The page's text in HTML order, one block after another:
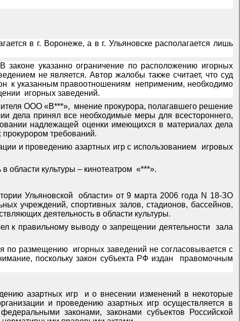
в г. Воронеже, а в г. Ульяновске располагается лишь
законе указанно ограничение по расположению игорных
не является. Автор жалобы также считает, что суд
к указанным правоотношениям
неприменим, необходимо
игорных заведений.
ООО «В***», мнение прокурора, полагавшего решение
дела принял все необходимые меры для всестороннего,
надлежащей оценки имеющихся в материалах дела
требований.
и проведению азартных игр с использованием
игровых
области культуры – кинотеатром «***».
Ульяновской
области» от 9 марта 2006 года N 18-ЗО
учреждений, спортивных залов, стадионов, бассейнов,
деятельность в области культуры.
к правильному выводу о запрещении деятельности
зала
по размещению
игорных заведений не согласовывается с
поскольку закон субъекта РФ издан
правомочным
азартных игр
и о внесении изменений в некоторые
и проведению азартных игр осуществляется в
законами, законами субъектов Российской